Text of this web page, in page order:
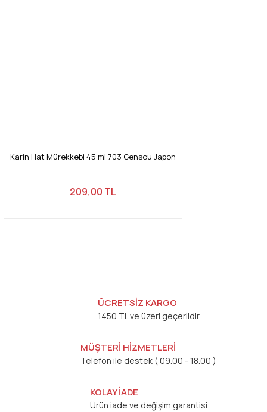
Karin Hat Mürekkebi 45 ml 703 Gensou Japon
209,00 TL
ÜCRETSİZ KARGO
1450 TL ve üzeri geçerlidir
MÜŞTERİ HİZMETLERİ
Telefon ile destek ( 09.00 - 18.00 )
KOLAY İADE
Ürün iade ve değişim garantisi